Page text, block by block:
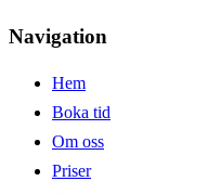
Navigation
Hem
Boka tid
Om oss
Priser